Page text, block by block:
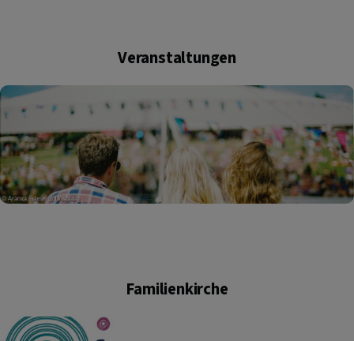
Veranstaltungen
Familienkirche